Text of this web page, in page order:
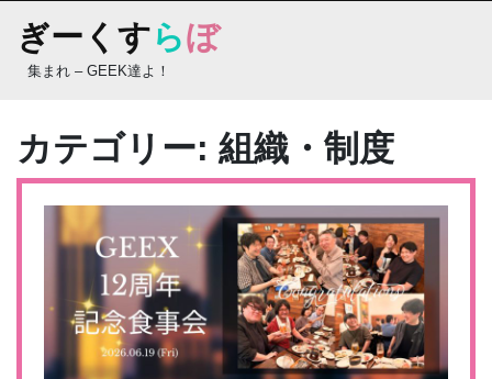
content
ぎーくすらぼ
集まれ – GEEK達よ！
カテゴリー: 組織・制度